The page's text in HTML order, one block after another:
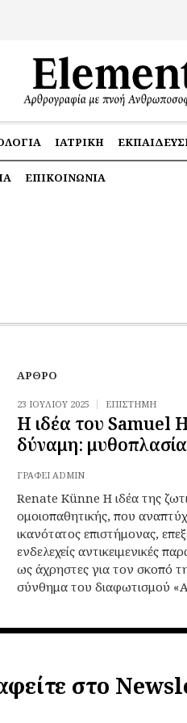
ΙΑΤΡΙΚΉ
ΕΠΙΚΟΙΝΩΝΊΑ
ΆΡΘΡΟ
23 ΙΟΥΛΊΟΥ 2025 ΕΠΙΣΤΉΜΗ
Η ιδέα του Samuel
δύναμη:
ΓΡΆΦΕΙADMIN
Renate Künne Η ιδέα της
ομοιοπαθητικής, που
ικανότατος επιστήμονας,
ενδελεχείς αντικειμενικές
ως άχρηστες για τον σκοπό
σύνθημα του διαφωτισμού
στο